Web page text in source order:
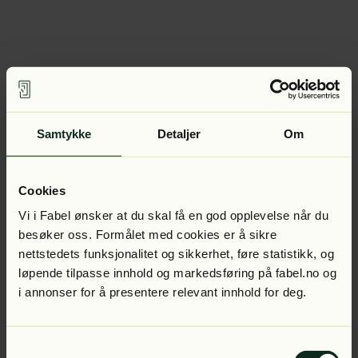
Samtykke Detaljer Om
Cookies
Vi i Fabel ønsker at du skal få en god opplevelse når du
besøker oss. Formålet med cookies er å sikre
nettstedets funksjonalitet og sikkerhet, føre statistikk, og
løpende tilpasse innhold og markedsføring på fabel.no og
i annonser for å presentere relevant innhold for deg.